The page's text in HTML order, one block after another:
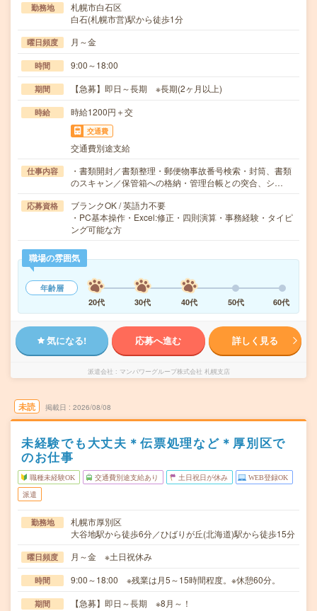
勤務地
札幌市白石区
白石(札幌市営)駅から徒歩1分
曜日頻度 月～金
時間 9:00～18:00
期間 【急募】即日～長期 ※長期(2ヶ月以上)
時給 時給1200円＋交
交通費
交通費別途支給
仕事内容
・書類開封／書類整理・郵便物事故番号検索・封筒、書類
のスキャン／保管箱への格納・管理台帳との突合、シ…
応募資格
ブランクOK / 英語力不要
・PC基本操作・Excel:修正・四則演算・事務経験・タイピ
ング可能な方
職場の雰囲気
年齢層
20代
30代 40代 50代 60代
気になる! 応募へ進む 詳しく見る
派遣会社 マンパワーグループ株式会社 札幌支店
未読 掲載日 2026/08/08
未経験でも大丈夫＊伝票処理など＊厚別区で
のお仕事
職種未経験OK 交通費別途支給あり 土日祝日が休み WEB登録OK
派遣
勤務地
札幌市厚別区
大谷地駅から徒歩6分／ひばりが丘(北海道)駅から徒歩15分
曜日頻度 月～金 ※土日祝休み
時間 9:00～18:00 ※残業は月5～15時間程度。※休憩60分。
期間 【急募】即日～長期 ※8月～！